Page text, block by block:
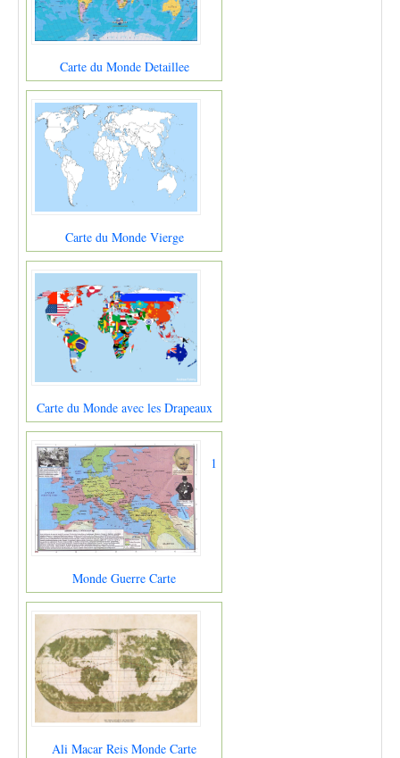
Carte du Monde Detaillee
Carte du Monde Vierge
Carte du Monde avec les Drapeaux
1
Monde Guerre Carte
Ali Macar Reis Monde Carte